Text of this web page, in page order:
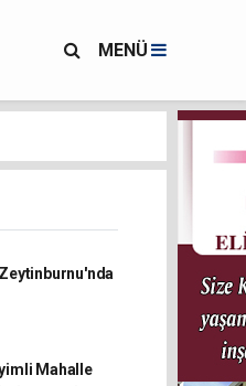
MENÜ
Mahalle